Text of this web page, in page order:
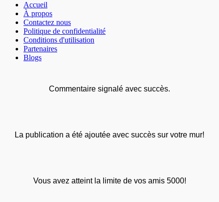
Accueil
À propos
Contactez nous
Politique de confidentialité
Conditions d'utilisation
Partenaires
Blogs
Commentaire signalé avec succès.
La publication a été ajoutée avec succès sur votre mur!
Vous avez atteint la limite de vos amis 5000!